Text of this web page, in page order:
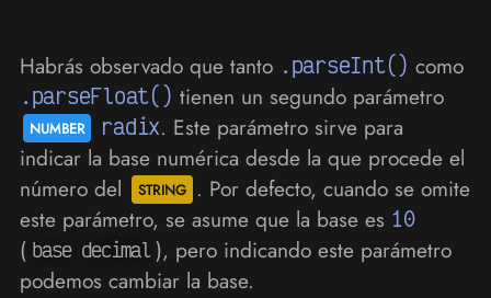
Habrás observado que tanto .parseInt() como
.parseFloat() tienen un segundo parámetro
radix. Este parámetro sirve para
indicar la base numérica desde la que procede el
número del
. Por defecto, cuando se omite
este parámetro, se asume que la base es 10
( base decimal ), pero indicando este parámetro
podemos cambiar la base.